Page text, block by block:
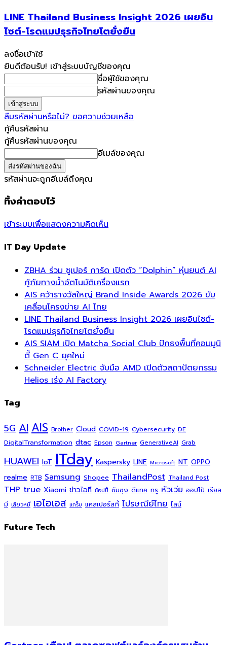
LINE Thailand Business Insight 2026 เผยอิน
ไซต์-โรดแมปธุรกิจไทยโตยั่งยืน
ลงชื่อเข้าใช้
ยินดีต้อนรับ! เข้าสู่ระบบบัญชีของคุณ
ชื่อผู้ใช้ของคุณ
รหัสผ่านของคุณ
ลืมรหัสผ่านหรือไม่? ขอความช่วยเหลือ
กู้คืนรหัสผ่าน
กู้คืนรหัสผ่านของคุณ
อีเมล์ของคุณ
รหัสผ่านจะถูกอีเมล์ถึงคุณ
ทิ้งคำตอบไว้
เข้าระบบเพื่อแสดงความคิดเห็น
IT Day Update
ZBHA ร่วม ซูเปอร์ การ์ด เปิดตัว “Dolphin” หุ่นยนต์ AI
กู้ภัยทางน้ำอัตโนมัติเครื่องแรก
AIS คว้ารางวัลใหญ่ Brand Inside Awards 2026 ขับ
เคลื่อนโครงข่าย AI ไทย
LINE Thailand Business Insight 2026 เผยอินไซต์-
โรดแมปธุรกิจไทยโตยั่งยืน
AIS SIAM เปิด Matcha Social Club ปักธงพื้นที่คอมมูนิ
ตี้ Gen C ยุคใหม่
Schneider Electric จับมือ AMD เปิดตัวสถาปัตยกรรม
Helios เร่ง AI Factory
Tag
5G AI AIS Brother Cloud COVID-19 Cybersecurity DE
DigitalTransformation dtac Epson Gartner GenerativeAI Grab
HUAWEI IoT ITday Kaspersky LINE Microsoft NT OPPO
realme RTB Samsung Shopee ThailandPost Thailand Post
THP true Xiaomi ข่าวไอที ช้อปปี้ ซัมซุง ดีแทค ทรู หัวเว่ย ออปโป้ เรียล
มี เสียวหมี่ เอไอเอส แกร็บ แคสเปอร์สกี้ ไปรษณีย์ไทย ไลน์
Future Tech